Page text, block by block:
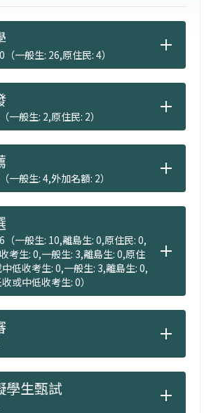
一般生: 26,原住民: 4）
一般生: 2,原住民: 2）
一般生: 4,外加名額: 2）
（一般生: 10,離島生: 0,原住民: 0,
考生: 0,一般生: 3,離島生: 0,原住
低收考生: 0,一般生: 3,離島生: 0,
或中低收考生: 0）
學生甄試